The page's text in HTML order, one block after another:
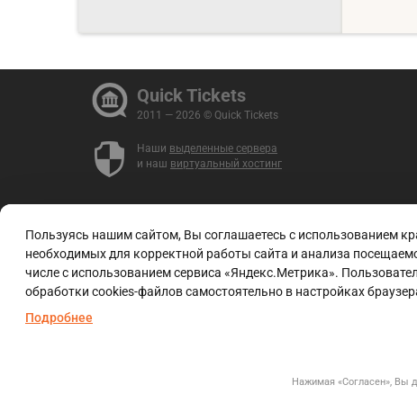
Quick Tickets
2011 — 2026 © Quick Tickets
Наши выделенные сервера
и наш виртуальный хостинг
Пользуясь нашим сайтом, Вы соглашаетесь с использованием
необходимых для корректной работы сайта и анализа
числе с использованием сервиса «Яндекс.Метрика».
обработки cookies-файлов самостоятельно в настройках
Подробнее
Нажимая «Согласен», Вы